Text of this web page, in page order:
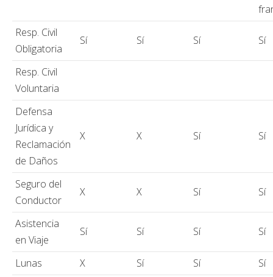
Resp. Civil
Obligatoria
Sí Sí Sí Sí
Resp. Civil
Voluntaria
Defensa
Jurídica y
Reclamación
de Daños
X X Sí Sí
Seguro del
Conductor
X X Sí Sí
Asistencia
en Viaje
Sí Sí Sí Sí
Lunas X Sí Sí
Sí